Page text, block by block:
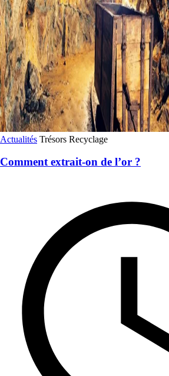
Actualités Trésors Recyclage
Comment extrait-on de l’or ?